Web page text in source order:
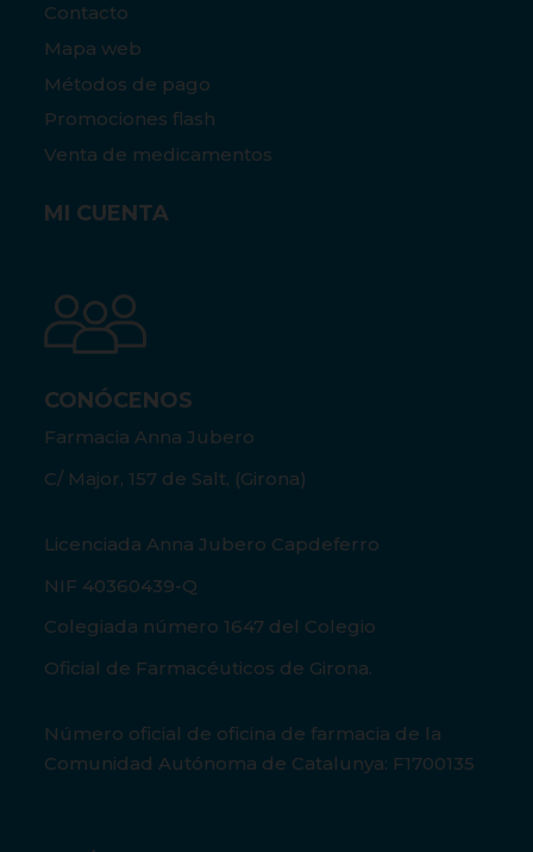
Contacto
Mapa web
Métodos de pago
Promociones flash
Venta de medicamentos
MI CUENTA
CONÓCENOS
Farmacia Anna Jubero
C/ Major, 157 de Salt, (Girona)
Licenciada Anna Jubero Capdeferro
NIF 40360439-Q
Colegiada número 1647 del Colegio
Oficial de Farmacéuticos de Girona.
Número oficial de oficina de farmacia de la
Comunidad Autónoma de Catalunya: F1700135